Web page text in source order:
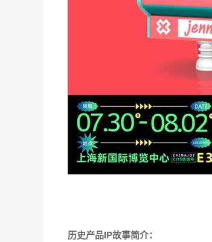
历史产品IP故事简介：